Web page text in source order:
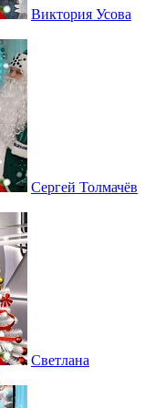
Виктория Усова
Сергей Толмачёв
Светлана